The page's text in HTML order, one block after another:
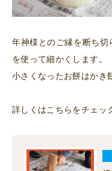
年神様とのご縁を断ち
を使って細かくします。
小さくなったお餅はかき
詳しくはこちらをチェッ